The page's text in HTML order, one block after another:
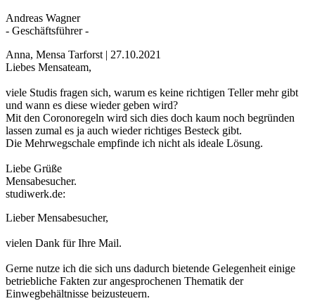
Andreas Wagner
- Geschäftsführer -
Anna, Mensa Tarforst | 27.10.2021
Liebes Mensateam,
viele Studis fragen sich, warum es keine richtigen Teller mehr gibt
und wann es diese wieder geben wird?
Mit den Coronoregeln wird sich dies doch kaum noch begründen
lassen zumal es ja auch wieder richtiges Besteck gibt.
Die Mehrwegschale empfinde ich nicht als ideale Lösung.
Liebe Grüße
Mensabesucher.
studiwerk.de:
Lieber Mensabesucher,
vielen Dank für Ihre Mail.
Gerne nutze ich die sich uns dadurch bietende Gelegenheit einige
betriebliche Fakten zur angesprochenen Thematik der
Einwegbehältnisse beizusteuern.